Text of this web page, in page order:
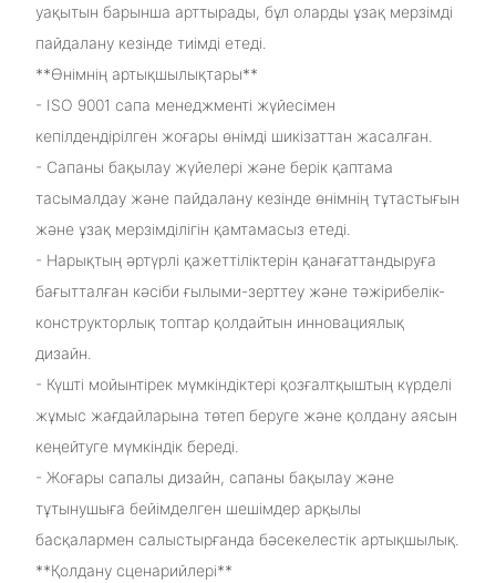
уақытын барынша арттырады, бұл оларды ұзақ мерзімді
пайдалану кезінде тиімді етеді.
**Өнімнің артықшылықтары**
- ISO 9001 сапа менеджменті жүйесімен
кепілдендірілген жоғары өнімді шикізаттан жасалған.
- Сапаны бақылау жүйелері және берік қаптама
тасымалдау және пайдалану кезінде өнімнің тұтастығын
және ұзақ мерзімділігін қамтамасыз етеді.
- Нарықтың әртүрлі қажеттіліктерін қанағаттандыруға
бағытталған кәсіби ғылыми-зерттеу және тәжірибелік-
конструкторлық топтар қолдайтын инновациялық
дизайн.
- Күшті мойынтірек мүмкіндіктері қозғалтқыштың күрделі
жұмыс жағдайларына төтеп беруге және қолдану аясын
кеңейтуге мүмкіндік береді.
- Жоғары сапалы дизайн, сапаны бақылау және
тұтынушыға бейімделген шешімдер арқылы
басқалармен салыстырғанда бәсекелестік артықшылық.
**Қолдану сценарийлері**